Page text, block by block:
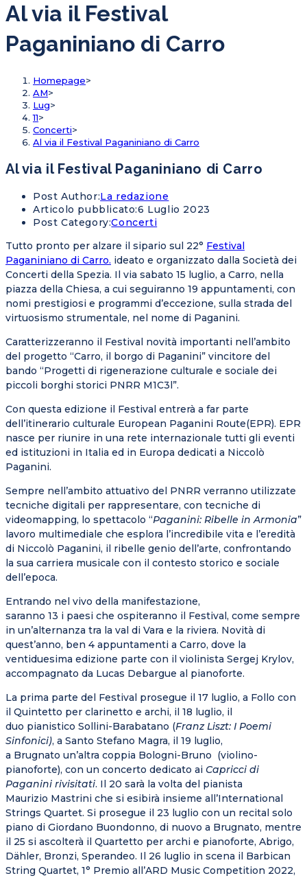
Al via il Festival
Paganiniano di Carro
Homepage>
AM>
Lug>
11>
Concerti>
Al via il Festival Paganiniano di Carro
Al via il Festival Paganiniano di Carro
Post Author:La redazione
Articolo pubblicato:6 Luglio 2023
Post Category:Concerti
Tutto pronto per alzare il sipario sul 22° Festival
Paganiniano di Carro. ideato e organizzato dalla Società dei
Concerti della Spezia. Il via sabato 15 luglio, a Carro, nella
piazza della Chiesa, a cui seguiranno 19 appuntamenti, con
nomi prestigiosi e programmi d’eccezione, sulla strada del
virtuosismo strumentale, nel nome di Paganini.
Caratterizzeranno il Festival novità importanti nell’ambito
del progetto “Carro, il borgo di Paganini” vincitore del
bando “Progetti di rigenerazione culturale e sociale dei
piccoli borghi storici PNRR M1C3l”.
Con questa edizione il Festival entrerà a far parte
dell’itinerario culturale European Paganini Route(EPR). EPR
nasce per riunire in una rete internazionale tutti gli eventi
ed istituzioni in Italia ed in Europa dedicati a Niccolò
Paganini.
Sempre nell’ambito attuativo del PNRR verranno utilizzate
tecniche digitali per rappresentare, con tecniche di
videomapping, lo spettacolo “Paganini: Ribelle in Armonia”
lavoro multimediale che esplora l’incredibile vita e l’eredità
di Niccolò Paganini, il ribelle genio dell’arte, confrontando
la sua carriera musicale con il contesto storico e sociale
dell’epoca.
Entrando nel vivo della manifestazione,
saranno 13 i paesi che ospiteranno il Festival, come sempre
in un’alternanza tra la val di Vara e la riviera. Novità di
quest’anno, ben 4 appuntamenti a Carro, dove la
ventiduesima edizione parte con il violinista Sergej Krylov,
accompagnato da Lucas Debargue al pianoforte.
La prima parte del Festival prosegue il 17 luglio, a Follo con
il Quintetto per clarinetto e archi, il 18 luglio, il
duo pianistico Sollini-Barabatano (Franz Liszt: I Poemi
Sinfonici), a Santo Stefano Magra, il 19 luglio,
a Brugnato un’altra coppia Bologni-Bruno (violino-
pianoforte), con un concerto dedicato ai Capricci di
Paganini rivisitati. Il 20 sarà la volta del pianista
Maurizio Mastrini che si esibirà insieme all’International
Strings Quartet. Si prosegue il 23 luglio con un recital solo
piano di Giordano Buondonno, di nuovo a Brugnato, mentre
il 25 si ascolterà il Quartetto per archi e pianoforte, Abrigo,
Dähler, Bronzi, Sperandeo. Il 26 luglio in scena il Barbican
String Quartet, 1° Premio all’ARD Music Competition 2022,